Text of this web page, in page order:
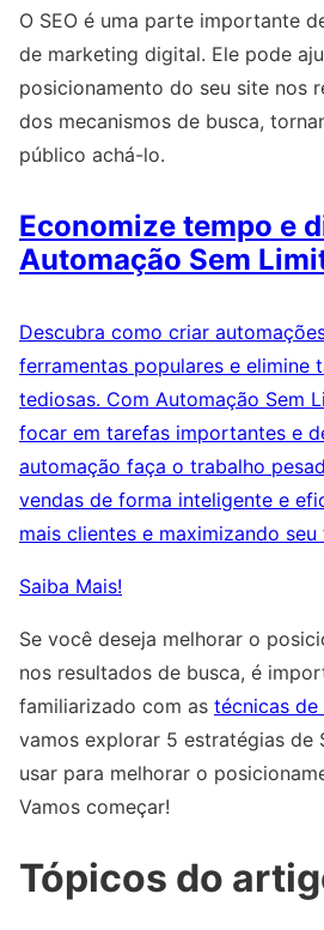
O SEO é uma parte importante
de marketing digital. Ele pode
posicionamento do seu site nos
dos mecanismos de busca,
público achá-lo.
Economize tempo e
Automação Sem
Descubra como criar
ferramentas populares e elimine
tediosas. Com Automação Sem
focar em tarefas importantes e
automação faça o trabalho
vendas de forma inteligente e
mais clientes e maximizando
Saiba Mais!
Se você deseja melhorar o
nos resultados de busca, é
familiarizado com as técnicas de
vamos explorar 5 estratégias de
usar para melhorar o
Vamos começar!
Tópicos do